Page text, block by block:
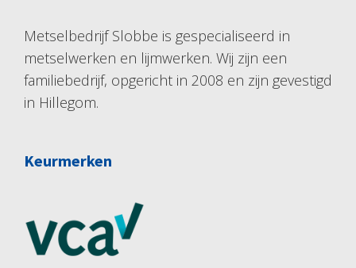
Metselbedrijf Slobbe is gespecialiseerd in
metselwerken en lijmwerken. Wij zijn een
familiebedrijf, opgericht in 2008 en zijn gevestigd
in Hillegom.
Keurmerken